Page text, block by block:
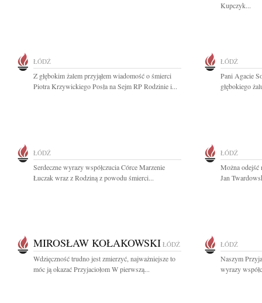
Kupczyk...
ŁÓDŹ
Z głębokim żalem przyjąłem wiadomość o śmierci
Piotra Krzywickiego Posła na Sejm RP Rodzinie i...
ŁÓDŹ
Pani Agacie
głębokiego
ŁÓDŹ
Serdeczne wyrazy współczucia Córce Marzenie
Łuczak wraz z Rodziną z powodu śmierci...
ŁÓDŹ
Można odejść
Jan
MIROSŁAW KOŁAKOWSKI ŁÓDŹ
Wdzięczność trudno jest zmierzyć, najważniejsze to
móc ją okazać Przyjaciołom W pierwszą...
ŁÓDŹ
Naszym
wyrazy